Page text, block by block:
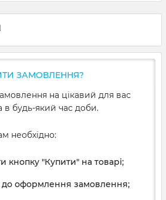
ЗАМОВЛЕННЯ?
на цікавий для вас
будь-який час доби.
необхідно:
кнопку "Купити" на товарі;
оформлення замовлення;